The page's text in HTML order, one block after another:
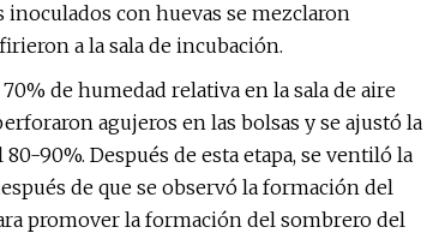
inoculados con huevas se mezclaron
a la sala de incubación.
de humedad relativa en la sala de aire
agujeros en las bolsas y se ajustó la
90%. Después de esta etapa, se ventiló la
de que se observó la formación del
promover la formación del sombrero del